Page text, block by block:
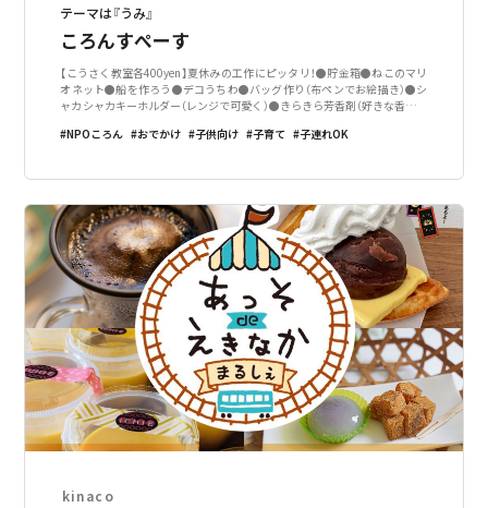
テーマは『うみ』
ころんすぺーす
【こうさく教室各400yen】夏休みの工作にピッタリ！●貯金箱●ねこのマリ
オネット●船を作ろう●デコうちわ●バッグ作り（布ペンでお絵描き）●シ
ャカシャカキーホルダー（レンジで可愛く）●きらきら芳香剤（好きな香りを
etc…【雑貨・お
NPOころん おでかけ 子供向け 子育て 子連れOK
kinaco